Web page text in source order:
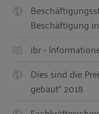
Beschäftigung
ibr -
Dies sind die
gebaut“ 2018